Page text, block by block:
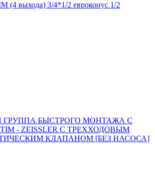
(4 выхода) 3/4*1/2 евроконус 1/2
ГРУППА БЫСТРОГО МОНТАЖА С
- ZEISSLER С ТРЕХХОДОВЫМ
КЛАПАНОМ [БЕЗ НАСОСА]